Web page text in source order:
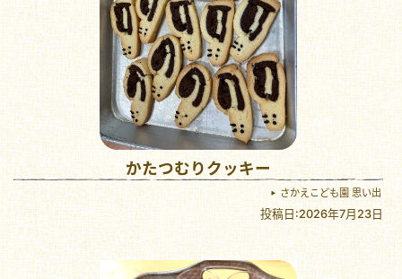
かたつむりクッキー
さかえこども園 思い出
投稿日:2026年7月23日